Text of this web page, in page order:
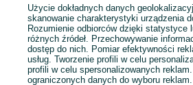
Popularne wyszukiwania
Użycie dokładnych danych
skanowanie charakterystyki urządzenia
Rozumienie odbiorców dzięki statystyce
różnych źródeł. Przechowywanie
dostęp do nich. Pomiar efektywności
usług. Tworzenie profili w celu
profili w celu spersonalizowanych
ograniczonych danych do wyboru